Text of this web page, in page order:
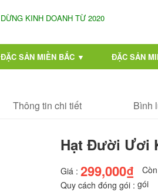
KINH DOANH TỪ 2020
ĐẶC SẢN MIỀN BẮC ▼ ĐẶC SẢN
Thông tin chi tiết Bình
Hạt Đười Ươi
Giá : 299,000₫
Quy cách đóng gói : gói